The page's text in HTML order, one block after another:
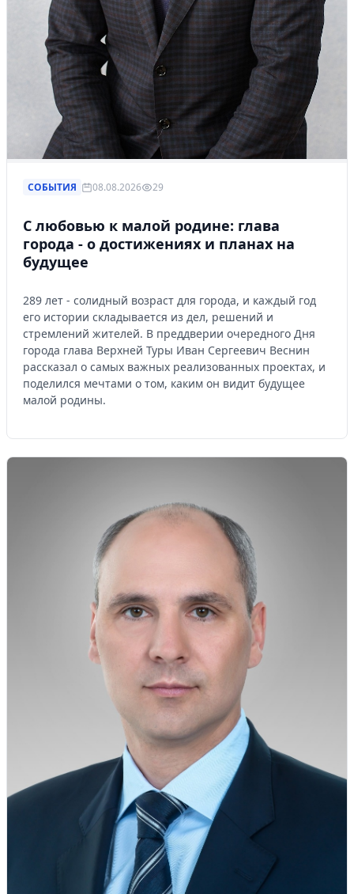
СОБЫТИЯ 08.08.2026 29
С любовью к малой родине: глава
города - о достижениях и планах на
будущее
289 лет - солидный возраст для города, и каждый год
его истории складывается из дел, решений и
стремлений жителей. В преддверии очередного Дня
города глава Верхней Туры Иван Сергеевич Веснин
рассказал о самых важных реализованных проектах, и
поделился мечтами о том, каким он видит будущее
малой родины.